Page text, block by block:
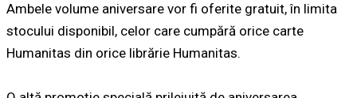
Ambele volume aniversare vor fi oferite gratuit, în limita
stocului disponibil, celor care cumpără orice carte
Humanitas din orice librărie Humanitas.